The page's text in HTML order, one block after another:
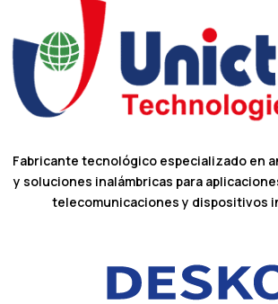
Fabricante tecnológico especializado en
y soluciones inalámbricas para
telecomunicaciones y dispositivos